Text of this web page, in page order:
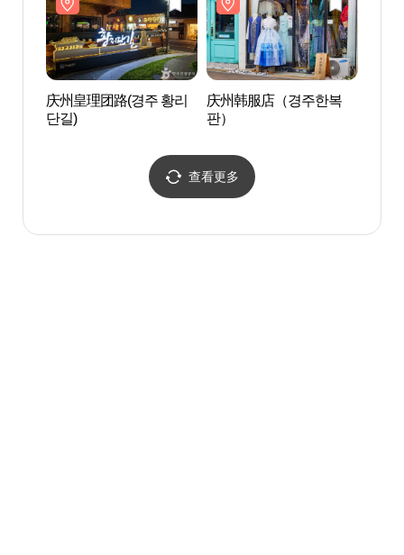
庆州皇理团路(경주 황리
단길)
庆州韩服店（경주한복
판）
查看更多